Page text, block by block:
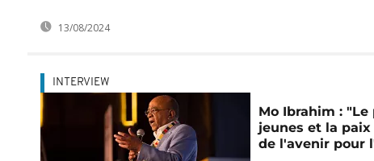
13/08/2024
INTERVIEW
Mo Ibrahim : "Le
jeunes et la
de l'avenir pour